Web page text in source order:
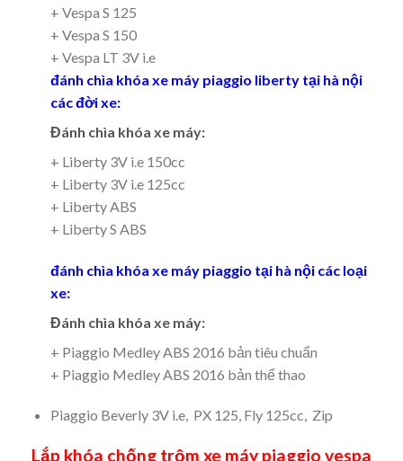
+ Vespa S 125
+ Vespa S 150
+ Vespa LT 3V i.e
đánh chìa khóa xe máy piaggio liberty tại hà nội
các đời xe:
Đánh chìa khóa xe máy:
+ Liberty 3V i.e 150cc
+ Liberty 3V i.e 125cc
+ Liberty ABS
+ Liberty S ABS
đánh chìa khóa xe máy piaggio tại hà nội các loại
xe:
Đánh chìa khóa xe máy:
+ Piaggio Medley ABS 2016 bản tiêu chuẩn
+ Piaggio Medley ABS 2016 bản thể thao
Piaggio Beverly 3V i.e, PX 125, Fly 125cc, Zip
Lắp khóa chống trộm xe máy piaggio vespa